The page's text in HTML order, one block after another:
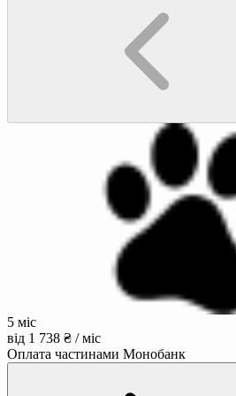
5 міс
від 1 738 ₴ / міс
Оплата частинами Монобанк